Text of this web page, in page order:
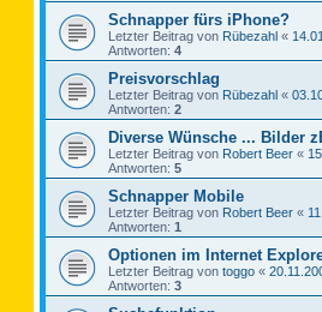
Schnapper fürs iPhone?
Letzter Beitrag von Rübezahl «
Antworten: 4
Preisvorschlag
Letzter Beitrag von Rübezahl «
Antworten: 2
Diverse Wünsche ... Bilder
Letzter Beitrag von Robert Beer «
Antworten: 5
Schnapper Mobile
Letzter Beitrag von Robert Beer «
Antworten: 1
Optionen im Internet
Letzter Beitrag von toggo «
Antworten: 3